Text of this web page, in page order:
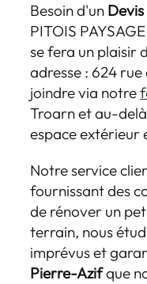
Besoin d'un
PITOIS
se fera un plaisir
adresse : 624
joindre via notre
Troarn et au-
espace extérieur
Notre service
fournissant des
de rénover un
terrain, nous
imprévus et
Pierre-Azifque